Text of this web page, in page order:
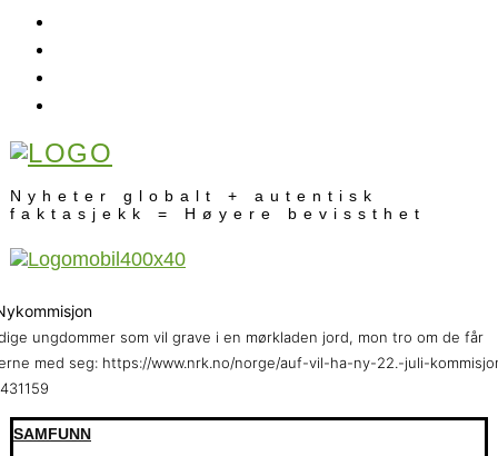
Nyheter globalt + autentisk
faktasjekk = Høyere bevissthet
ungdommer som vil grave i en mørkladen jord, mon tro om de får
med seg: https://www.nrk.no/norge/auf-vil-ha-ny-22.-juli-
SAMFUNN